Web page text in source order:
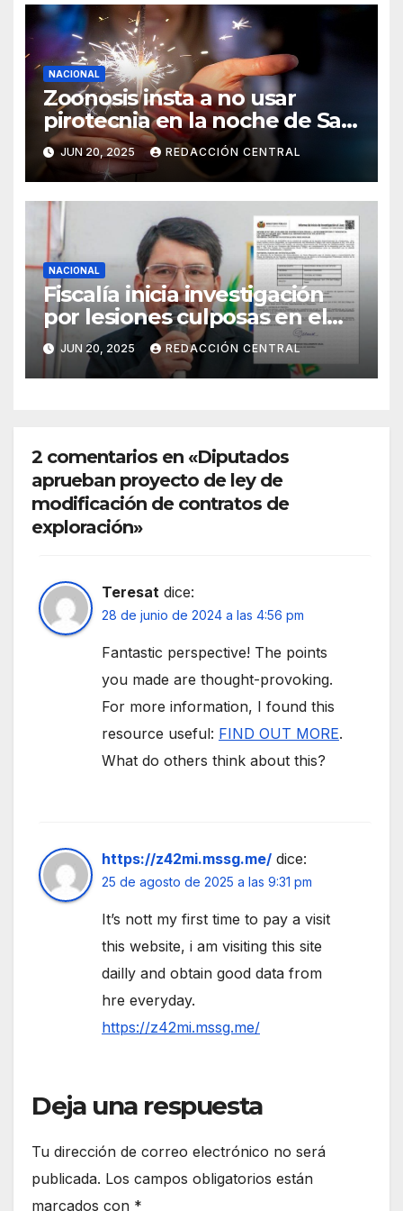
NACIONAL
Zoonosis insta a no usar
pirotecnia en la noche de San
Juan
JUN 20, 2025 REDACCIÓN CENTRAL
NACIONAL
Fiscalía inicia investigación
por lesiones culposas en el
caso del gobernador
chuquisaqueño Damián
Condori
JUN 20, 2025 REDACCIÓN CENTRAL
2 comentarios en «Diputados
aprueban proyecto de ley de
modificación de contratos de
exploración»
Teresat dice:
28 de junio de 2024 a las 4:56 pm
Fantastic perspective! The points
you made are thought-provoking.
For more information, I found this
resource useful: FIND OUT MORE.
What do others think about this?
https://z42mi.mssg.me/ dice:
25 de agosto de 2025 a las 9:31 pm
It’s nott my first time to pay a visit
this website, i am visiting this site
dailly and obtain good data from
hre everyday.
https://z42mi.mssg.me/
Deja una respuesta
Tu dirección de correo electrónico no será
publicada. Los campos obligatorios están
marcados con *